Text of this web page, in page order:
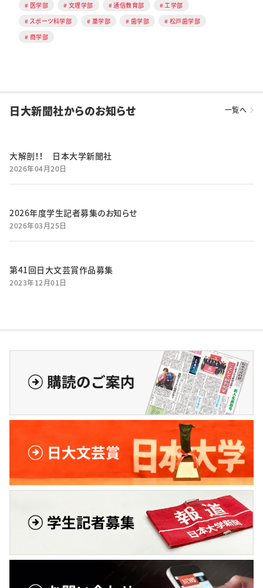
医学部
文理学部 通信教育部
工学部
スポーツ科学部
薬学部 歯学部
松戸歯学部
商学部
日大新聞社からのお知らせ 一覧へ
大解剖！！ 日本大学新聞社
2026年04月20日
2026年度学生記者募集のお知らせ
2026年03月25日
第41回日大文芸賞作品募集
2023年12月01日